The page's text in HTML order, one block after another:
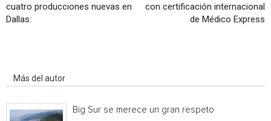
cuatro producciones nuevas en
Dallas:
con certificación internacional
de Médico Express
Más del autor
Big Sur se merece un gran respeto